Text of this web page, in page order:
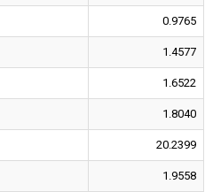
0.9765
1.4577
1.6522
1.8040
20.2399
1.9558